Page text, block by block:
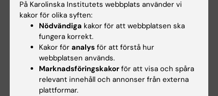
Fler farliga
prostatacancerfall
hittas med nytt
blodtest
Ett nytt blodtest kan göra det
lättare att hitta de farligaste
formerna av…
Avhandling om
användning inom
ogi
Karolinska Institutet studerade
doktorand Xiaoyi…
På Karolinska Institutets webbplats använder vi
kakor för olika syften:
Nödvändiga kakor för att webbplatsen ska
fungera korrekt.
Kakor för analys för att förstå hur
webbplatsen används.
Marknadsföringskakor för att visa och spåra
relevant innehåll och annonser från externa
plattformar.